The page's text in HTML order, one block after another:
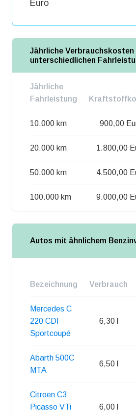
Euro
Jährliche Verbrauchskosten
unterschiedlichen
Jährliche
Fahrleistung
10.000 km 900,00
20.000 km 1.800,00
50.000 km 4.500,00
100.000 km 9.000,00
Autos mit ähnlichem
Bezeichnung Verbrauch
Mercedes C
220 CDI
Sportcoupé
6,30 l
Abarth 500C
MTA
6,50 l
Citroen C3
Picasso VTi
6,00 l